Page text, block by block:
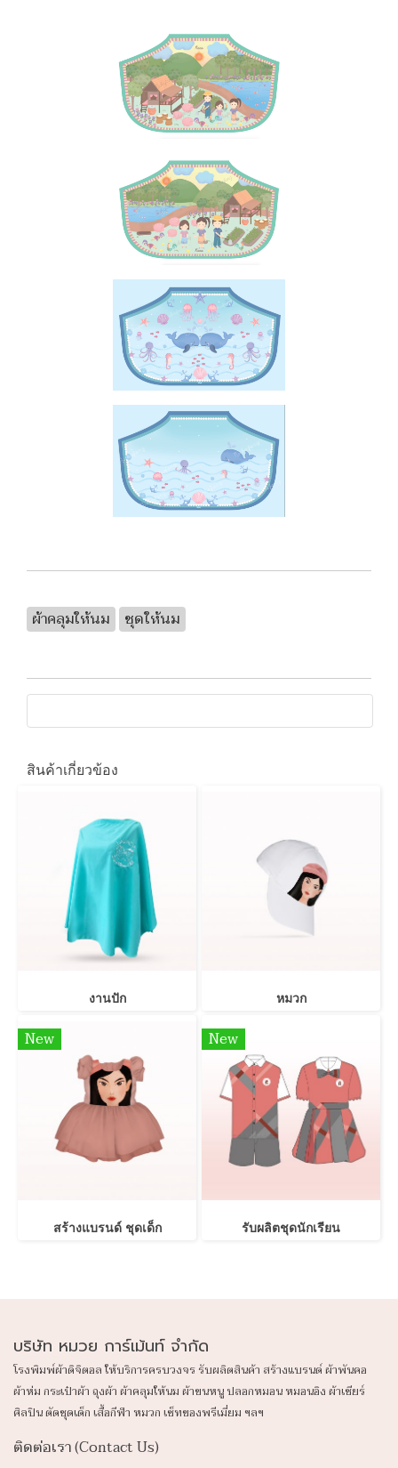
ผ้าคลุมให้นม ชุดให้นม
สินค้าเกี่ยวข้อง
งานปัก หมวก
New
สร้างแบรนด์ ชุดเด็ก
New
รับผลิตชุดนักเรียน
บริษัท หมวย การ์เม้นท์ จำกัด
โรงพิมพ์ผ้าดิจิตอล ให้บริการครบวงจร รับผลิตสินค้า สร้างแบรนด์ ผ้าพันคอ
ผ้าห่ม กระเป๋าผ้า ถุงผ้า ผ้าคลุมให้นม ผ้าขนหนู ปลอกหมอน หมอนอิง ผ้าเชียร์
ศิลปิน ตัดชุดเด็ก เสื้อกีฬา หมวก เซ็ทของพรีเมี่ยม ฯลฯ
ติดต่อเรา (Contact Us)